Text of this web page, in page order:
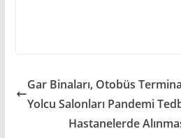
Gar Binaları, Otobüs
Yolcu Salonları Pandemi
Hastanelerde